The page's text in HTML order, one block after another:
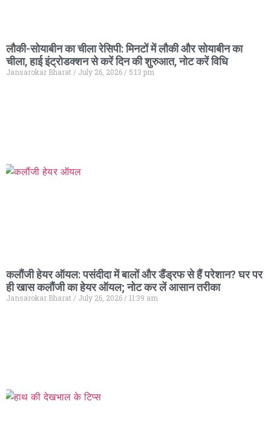
लौकी-सोयाबीन का चीला रेसिपी: मिनटों में लौकी और सोयाबीन का
चीला, हाई इंट्रोडक्शन से करें दिन की शुरुआत, नोट करें विधि
Jansarokar Bharat July 26, 2026 5:13 pm
कलौंजी हेयर ऑयल: पसंदीदा में बालों और डैंड्रफ से हैं परेशान? घर पर
ही खास कलौंजी का हेयर ऑयल; नोट कर लें आसान तरीका
Jansarokar Bharat July 26, 2026 11:39 am